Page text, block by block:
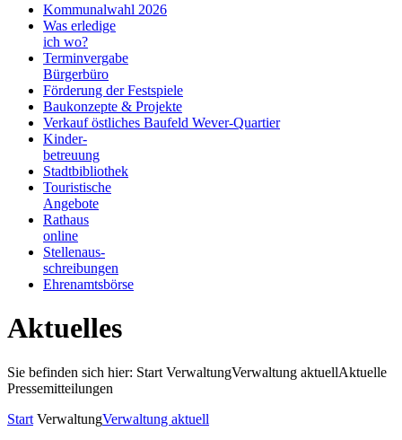
Kommunalwahl 2026
Was erledige
ich wo?
Terminvergabe
Bürgerbüro
Förderung der Festspiele
Baukonzepte & Projekte
Verkauf östliches Baufeld Wever-Quartier
Kinder-
betreuung
Stadtbibliothek
Touristische
Angebote
Rathaus
online
Stellenaus-
schreibungen
Ehrenamtsbörse
Aktuelles
Sie befinden sich hier: Start VerwaltungVerwaltung aktuellAktuelle
Pressemitteilungen
Start VerwaltungVerwaltung aktuell